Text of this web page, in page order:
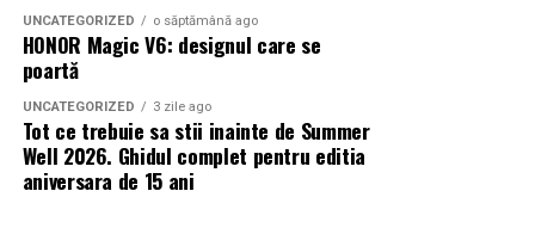
înconjurată de sunete ciudate.
Claustrofobia, un musafir
neașteptat
Mulți oameni descoperă în timpul unei rezonanțe că au,
UNCATEGORIZED o săptămână ago
HONOR Magic V6: designul care se
poartă
UNCATEGORIZED 3 zile ago
Tot ce trebuie sa stii inainte de Summer
Well 2026. Ghidul complet pentru editia
aniversara de 15 ani